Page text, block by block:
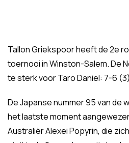
Tallon Griekspoor heeft de 2e
toernooi in Winston-Salem. De
te sterk voor Taro Daniel: 7-6
De Japanse nummer 95 van de
het laatste moment
Australiër Alexei Popyrin, die